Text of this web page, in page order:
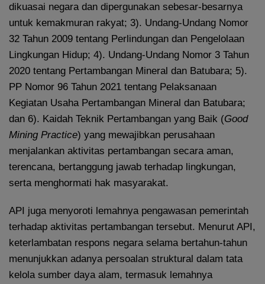
dikuasai negara dan dipergunakan sebesar-besarnya
untuk kemakmuran rakyat; 3). Undang-Undang Nomor
32 Tahun 2009 tentang Perlindungan dan Pengelolaan
Lingkungan Hidup; 4). Undang-Undang Nomor 3 Tahun
2020 tentang Pertambangan Mineral dan Batubara; 5).
PP Nomor 96 Tahun 2021 tentang Pelaksanaan
Kegiatan Usaha Pertambangan Mineral dan Batubara;
dan 6). Kaidah Teknik Pertambangan yang Baik (Good
Mining Practice) yang mewajibkan perusahaan
menjalankan aktivitas pertambangan secara aman,
terencana, bertanggung jawab terhadap lingkungan,
serta menghormati hak masyarakat.
API juga menyoroti lemahnya pengawasan pemerintah
terhadap aktivitas pertambangan tersebut. Menurut API,
keterlambatan respons negara selama bertahun-tahun
menunjukkan adanya persoalan struktural dalam tata
kelola sumber daya alam, termasuk lemahnya